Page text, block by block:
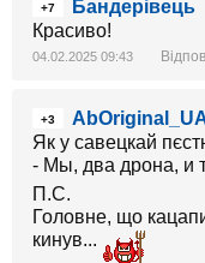
+7
Бандерівець
Красиво!
04.02.2025 09:43
+3
Як у савецкай
- Мы, два дрона, и
П.С.
Головне, що
кинув...